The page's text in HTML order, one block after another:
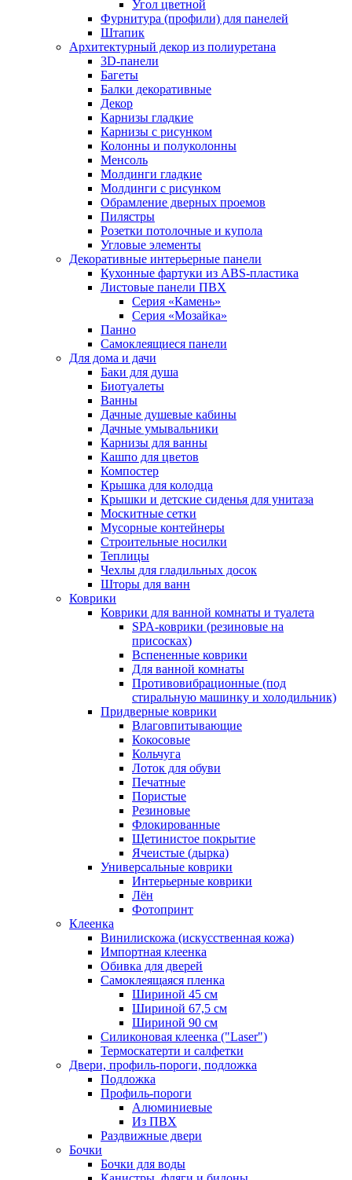
Угол цветной
Фурнитура (профили) для панелей
Штапик
Архитектурный декор из полиуретана
3D-панели
Багеты
Балки декоративные
Декор
Карнизы гладкие
Карнизы с рисунком
Колонны и полуколонны
Менсоль
Молдинги гладкие
Молдинги с рисунком
Обрамление дверных проемов
Пилястры
Розетки потолочные и купола
Угловые элементы
Декоративные интерьерные панели
Кухонные фартуки из ABS-пластика
Листовые панели ПВХ
Серия «Камень»
Серия «Мозайка»
Панно
Самоклеящиеся панели
Для дома и дачи
Баки для душа
Биотуалеты
Ванны
Дачные душевые кабины
Дачные умывальники
Карнизы для ванны
Кашпо для цветов
Компостер
Крышка для колодца
Крышки и детские сиденья для унитаза
Москитные сетки
Мусорные контейнеры
Строительные носилки
Теплицы
Чехлы для гладильных досок
Шторы для ванн
Коврики
Коврики для ванной комнаты и туалета
SPA-коврики (резиновые на
присосках)
Вспененные коврики
Для ванной комнаты
Противовибрационные (под
стиральную машинку и холодильник)
Придверные коврики
Влаговпитывающие
Кокосовые
Кольчуга
Лоток для обуви
Печатные
Пористые
Резиновые
Флокированные
Щетинистое покрытие
Ячеистые (дырка)
Универсальные коврики
Интерьерные коврики
Лён
Фотопринт
Клеенка
Винилискожа (искусственная кожа)
Импортная клеенка
Обивка для дверей
Самоклеящаяся пленка
Шириной 45 см
Шириной 67,5 см
Шириной 90 см
Силиконовая клеенка ("Laser")
Термоскатерти и салфетки
Двери, профиль-пороги, подложка
Подложка
Профиль-пороги
Алюминиевые
Из ПВХ
Раздвижные двери
Бочки
Бочки для воды